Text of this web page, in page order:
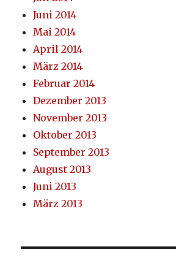
Juni 2014
Mai 2014
April 2014
März 2014
Februar 2014
Dezember 2013
November 2013
Oktober 2013
September 2013
August 2013
Juni 2013
März 2013